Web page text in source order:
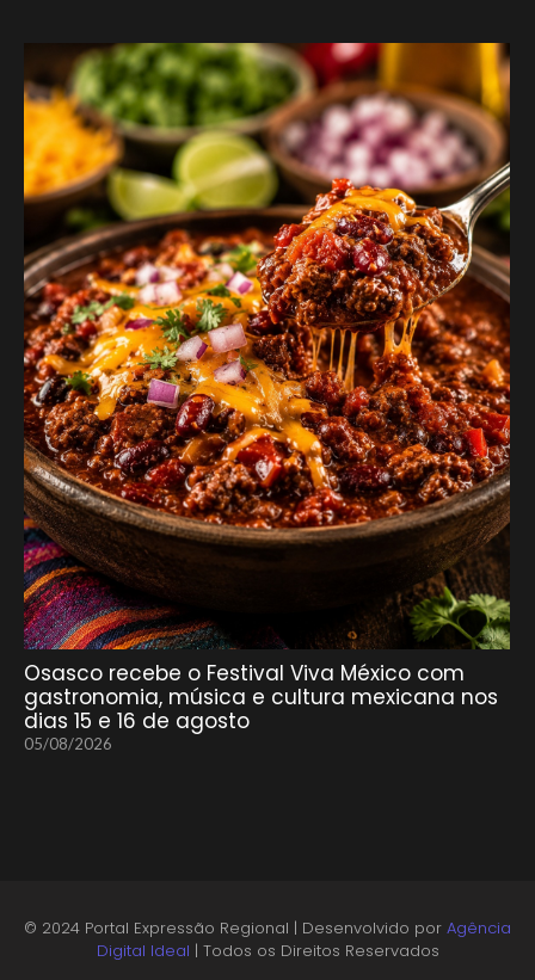
Osasco recebe o Festival Viva México com
gastronomia, música e cultura mexicana nos
dias 15 e 16 de agosto
05/08/2026
© 2024 Portal Expressão Regional | Desenvolvido por Agência
Digital Ideal | Todos os Direitos Reservados